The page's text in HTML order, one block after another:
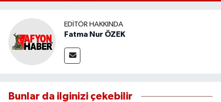
EDITÖR HAKKINDA
Fatma Nur ÖZEK
Bunlar da ilginizi çekebilir